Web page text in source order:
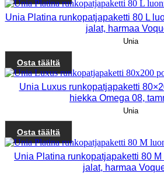
Unia Platina runkopatjapaketti 80 L
jalat, harmaa
Unia
Osta täältä
Unia Luxus runkopatjapaketti
hiekka Omega 08,
Unia
Osta täältä
Unia Platina runkopatjapaketti 80
jalat, harmaa